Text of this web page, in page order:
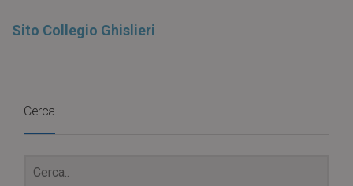
Sito Collegio Ghislieri
Cerca